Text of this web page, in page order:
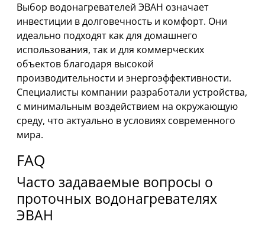
Выбор водонагревателей ЭВАН означает
инвестиции в долговечность и комфорт. Они
идеально подходят как для домашнего
использования, так и для коммерческих
объектов благодаря высокой
производительности и энергоэффективности.
Специалисты компании разработали устройства,
с минимальным воздействием на окружающую
среду, что актуально в условиях современного
мира.
FAQ
Часто задаваемые вопросы о
проточных водонагревателях
ЭВАН